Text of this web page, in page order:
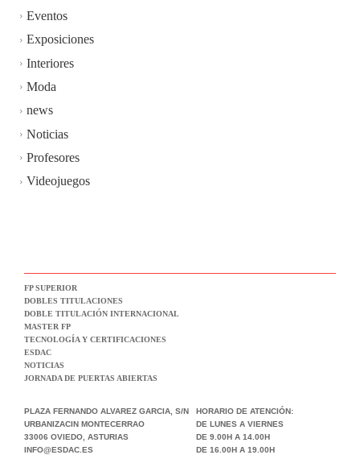
Eventos
Exposiciones
Interiores
Moda
news
Noticias
Profesores
Videojuegos
FP SUPERIOR
DOBLES TITULACIONES
DOBLE TITULACIÓN INTERNACIONAL
MASTER FP
TECNOLOGÍA Y CERTIFICACIONES
ESDAC
NOTICIAS
JORNADA DE PUERTAS ABIERTAS
PLAZA FERNANDO ALVAREZ GARCIA, S/N
URBANIZACIN MONTECERRAO
33006 OVIEDO, ASTURIAS
INFO@ESDAC.ES
HORARIO DE ATENCIÓN:
DE LUNES A VIERNES
DE 9.00H A 14.00H
DE 16.00H A 19.00H